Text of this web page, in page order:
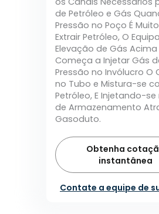
de Petróleo e Gás
Pressão no Poço É
Extrair Petróleo, O
Elevação de Gás
Começa a Injetar Gás
Pressão no Invólucro O
no Tubo e Mistura-se
Petróleo, E Injetando-
de Armazenamento
Gasoduto.
Obtenha
instantânea
Contate a equipe de